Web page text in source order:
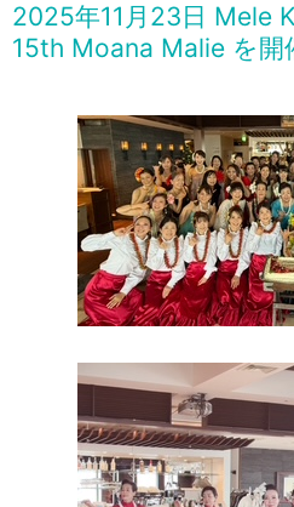
2025年11月23日 Mele
15th Moana Malie を開